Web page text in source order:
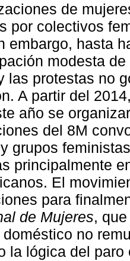
de
por colectivos
embargo, hasta
modesta
las protestas no
A partir del
año se
del 8M
grupos
principalmente
El
para
de Mujeres,
no
la lógica del